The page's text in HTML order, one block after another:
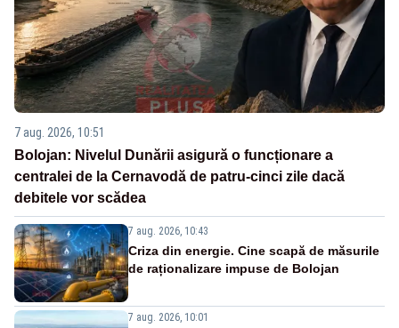
7 aug. 2026, 10:51
Bolojan: Nivelul Dunării asigură o funcționare a
centralei de la Cernavodă de patru-cinci zile dacă
debitele vor scădea
7 aug. 2026, 10:43
Criza din energie. Cine scapă de măsurile
de raționalizare impuse de Bolojan
7 aug. 2026, 10:01